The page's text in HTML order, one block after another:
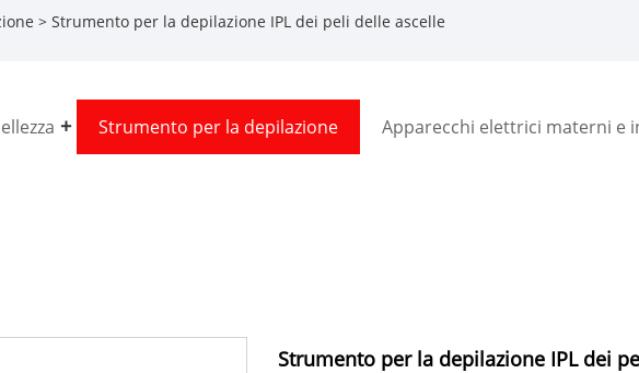
> Strumento per la depilazione IPL dei peli delle ascelle
Strumento per la depilazione Apparecchi elettrici materni e
Strumento per la depilazione IPL dei